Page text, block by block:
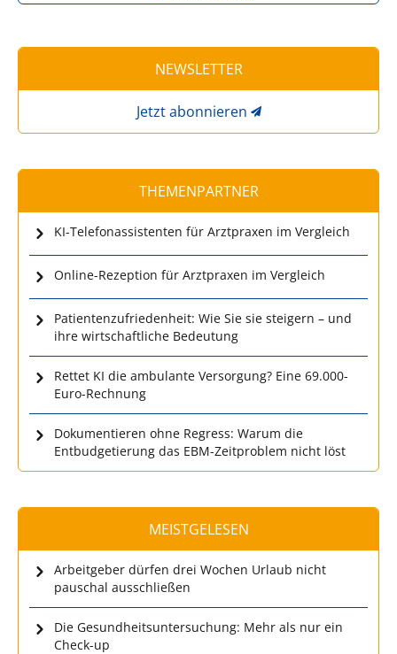
NEWSLETTER
Jetzt abonnieren
THEMENPARTNER
KI-Telefonassistenten für Arztpraxen im Vergleich
Online-Rezeption für Arztpraxen im Vergleich
Patientenzufriedenheit: Wie Sie sie steigern – und
ihre wirtschaftliche Bedeutung
Rettet KI die ambulante Versorgung? Eine 69.000-
Euro-Rechnung
Dokumentieren ohne Regress: Warum die
Entbudgetierung das EBM-Zeitproblem nicht löst
MEISTGELESEN
Arbeitgeber dürfen drei Wochen Urlaub nicht
pauschal ausschließen
Die Gesundheitsuntersuchung: Mehr als nur ein
Check-up